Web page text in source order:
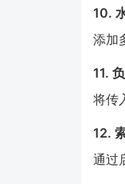
10.
添加
11.
将传
12.
通过